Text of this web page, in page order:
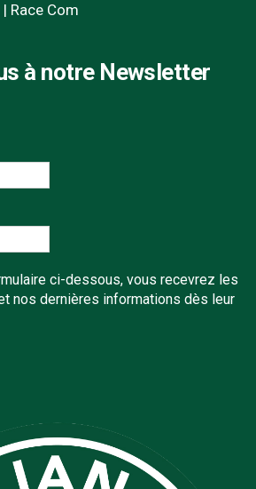
| Race Com
à notre Newsletter
ci-dessous, vous recevrez les
nos dernières informations dès leur